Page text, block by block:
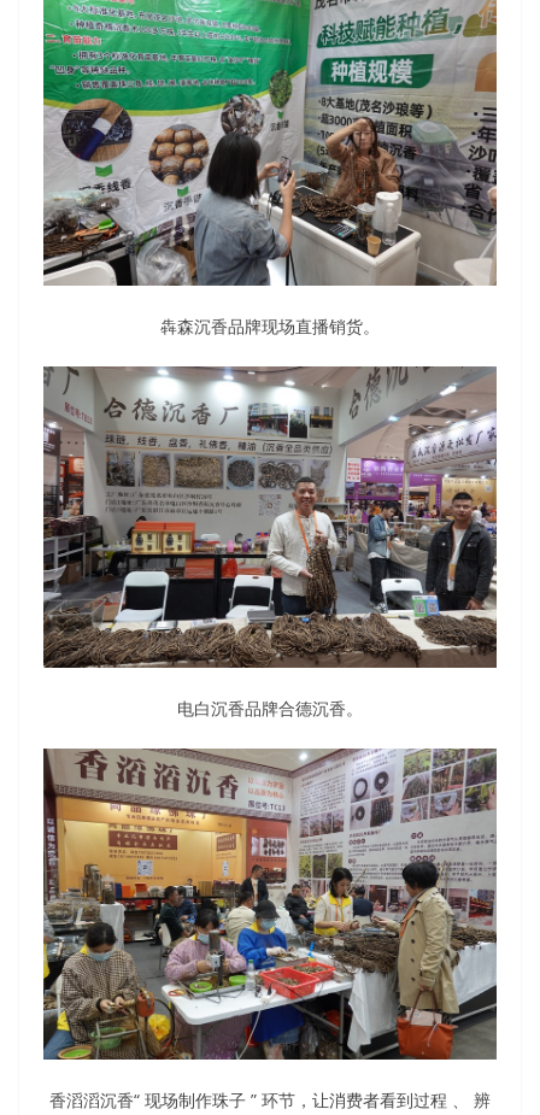
犇森沉香品牌现场直播销货。
电白沉香品牌合德沉香。
香滔滔沉香“ 现场制作珠子 ” 环节，让消费者看到过程 、 辨